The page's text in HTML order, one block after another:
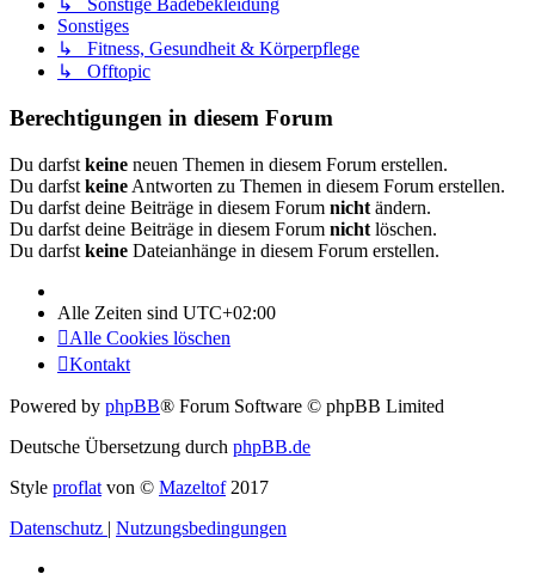
↳ Sonstige Badebekleidung
Sonstiges
↳ Fitness, Gesundheit & Körperpflege
↳ Offtopic
Berechtigungen in diesem Forum
Du darfst keine neuen Themen in diesem Forum erstellen.
Du darfst keine Antworten zu Themen in diesem Forum erstellen.
Du darfst deine Beiträge in diesem Forum nicht ändern.
Du darfst deine Beiträge in diesem Forum nicht löschen.
Du darfst keine Dateianhänge in diesem Forum erstellen.
Alle Zeiten sind UTC+02:00
Alle Cookies löschen
Kontakt
Powered by phpBB® Forum Software © phpBB Limited
Deutsche Übersetzung durch phpBB.de
Style proflat von © Mazeltof2017
Datenschutz | Nutzungsbedingungen